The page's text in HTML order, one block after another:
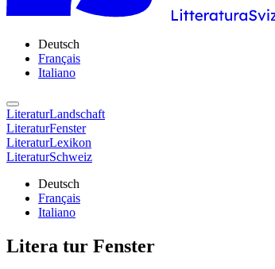
Deutsch
Français
Italiano
LiteraturLandschaft
LiteraturFenster
LiteraturLexikon
LiteraturSchweiz
Deutsch
Français
Italiano
Litera tur Fenster